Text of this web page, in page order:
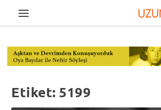
Etiket: 5199